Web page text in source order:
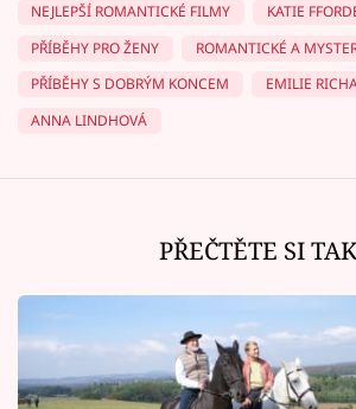
NEJLEPŠÍ ROMANTICKÉ FILMY
KATIE
PŘÍBĚHY PRO ŽENY
ROMANTICKÉ A
PŘÍBĚHY S DOBRÝM KONCEM
EMILIE
ANNA LINDHOVÁ
PŘEČTĚTE SI